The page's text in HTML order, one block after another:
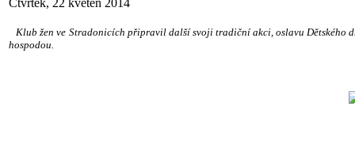
Čtvrtek, 22 květen 2014
Klub žen ve Stradonicích připravil další svoji tradiční akci, oslavu Dětského
hospodou.